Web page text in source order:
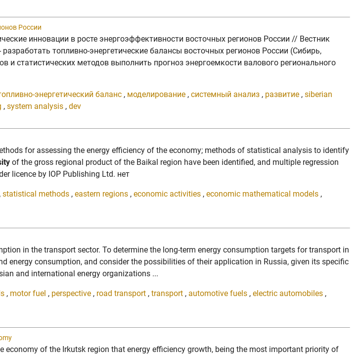
России
инновации в росте энергоэффективности восточных регионов России // Вестник
топливно-энергетические балансы восточных регионов России (Сибирь,
статистических методов выполнить прогноз энергоемкости валового регионального
энергетический баланс , моделирование , системный анализ , развитие , siberian
, system analysis , dev
for assessing the energy efficiency of the economy; methods of statistical analysis to identify
of the gross regional product of the Baikal region have been identified, and multiple regression
licence by IOP Publishing Ltd. нет
, statistical methods , eastern regions , economic activities , economic mathematical models ,
in the transport sector. To determine the long-term energy consumption targets for transport in
energy consumption, and consider the possibilities of their application in Russia, given its specific
and international energy organizations ...
, motor fuel , perspective , road transport , transport , automotive fuels , electric automobiles ,
of the Irkutsk region that energy efficiency growth, being the most important priority of